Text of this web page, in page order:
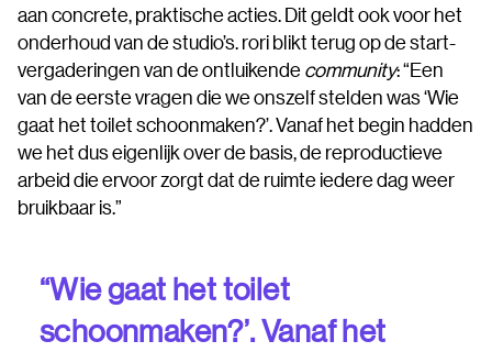
aan concrete, praktische acties. Dit geldt ook voor het
onderhoud van de studio’s. rori blikt terug op de start-
vergaderingen van de ontluikendecommunity: “Een
van de eerste vragen die we onszelf stelden was ‘Wie
gaat het toilet schoonmaken?’. Vanaf het begin hadden
we het dus eigenlijk over de basis, de reproductieve
arbeid die ervoor zorgt dat de ruimte iedere dag weer
bruikbaar is.”
“Wie gaat het toilet
schoonmaken?’. Vanaf het